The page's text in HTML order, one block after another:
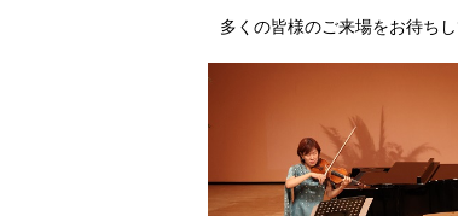
多くの皆様のご来場をお待ちし